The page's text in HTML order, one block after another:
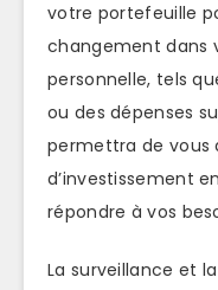
votre portefeuille
changement dans
personnelle, tels
ou des dépenses
permettra de vous
d’investissement
répondre à vos
La surveillance et